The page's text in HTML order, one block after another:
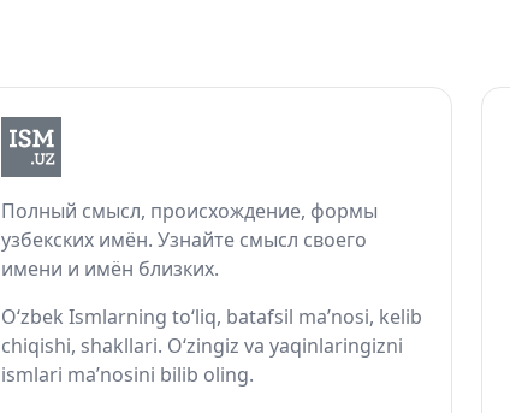
Полный смысл, происхождение, формы
узбекских имён. Узнайте смысл своего
имени и имён близких.
O‘zbek Ismlarning to‘liq, batafsil ma’nosi, kelib
chiqishi, shakllari. O‘zingiz va yaqinlaringizni
ismlari ma’nosini bilib oling.